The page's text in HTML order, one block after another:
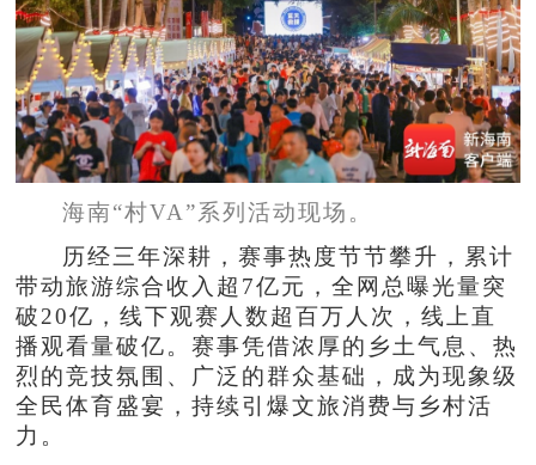
海南“村VA”系列活动现场。
历经三年深耕，赛事热度节节攀升，累计
带动旅游综合收入超7亿元，全网总曝光量突
破20亿，线下观赛人数超百万人次，线上直
播观看量破亿。赛事凭借浓厚的乡土气息、热
烈的竞技氛围、广泛的群众基础，成为现象级
全民体育盛宴，持续引爆文旅消费与乡村活
力。